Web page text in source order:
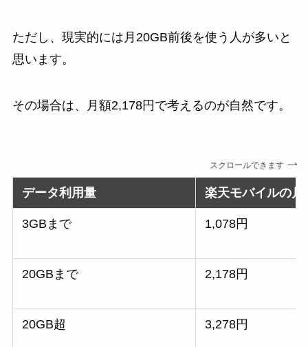
ただし、現実的には月20GB前後を使う人が多いと
思います。
その場合は、月額2,178円で考えるのが自然です。
スクロールできます
データ利用量 楽天モバイルの月
3GBまで 1,078円
20GBまで 2,178円
20GB超 3,278円